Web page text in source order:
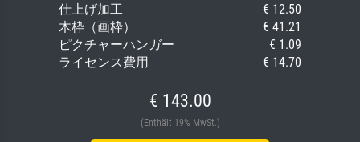
仕上げ加工
€ 12.50
木枠（画枠）
€ 41.21
ピクチャーハンガー
€ 1.09
ライセンス費用
€ 14.70
€ 143.00
(Enthält 19% MwSt.)